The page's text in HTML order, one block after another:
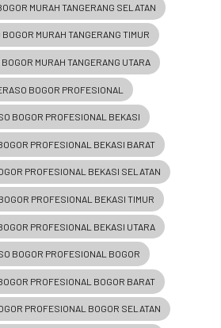
MURAH TANGERANG SELATAN
MURAH TANGERANG TIMUR
MURAH TANGERANG UTARA
BOGOR PROFESIONAL
BOGOR PROFESIONAL BEKASI
PROFESIONAL BEKASI BARAT
PROFESIONAL BEKASI SELATAN
PROFESIONAL BEKASI TIMUR
PROFESIONAL BEKASI UTARA
BOGOR PROFESIONAL BOGOR
PROFESIONAL BOGOR BARAT
PROFESIONAL BOGOR SELATAN